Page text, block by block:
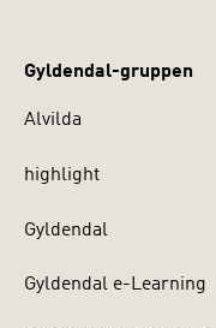
Gyldendal-gruppen
Alvilda
highlight
Gyldendal
Gyldendal e-Learning